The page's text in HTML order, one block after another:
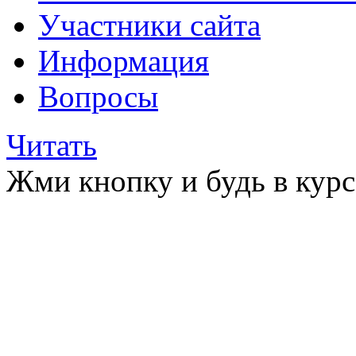
Участники сайта
Информация
Вопросы
Читать
Жми кнопку и будь в